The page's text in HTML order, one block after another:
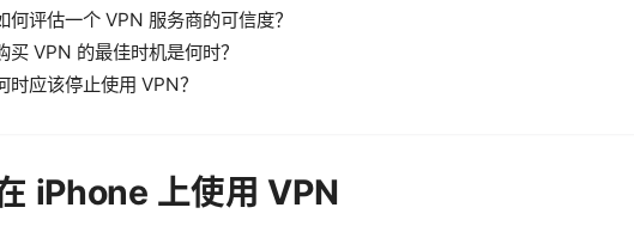
何评估一个 VPN 服务商的可信度？
买 VPN 的最佳时机是何时？
时应该停止使用 VPN？
iPhone 上使用 VPN